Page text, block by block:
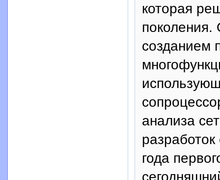
которая
поколения.
созданием
анализа
года